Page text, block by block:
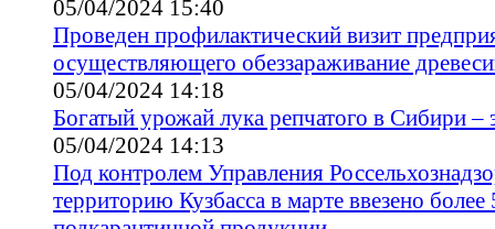
05/04/2024 15:40
Проведен профилактический визит
осуществляющего обеззараживание
05/04/2024 14:18
Богатый урожай лука репчатого в Сибири –
05/04/2024 14:13
Под контролем Управления
территорию Кузбасса в марте ввезено более